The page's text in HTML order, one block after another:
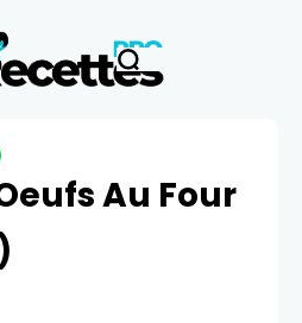
Au Four